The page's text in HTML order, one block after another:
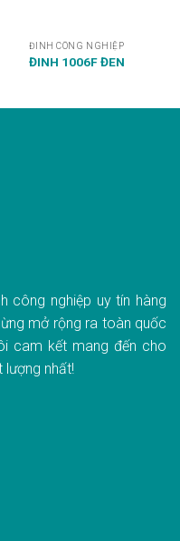
ĐINH CÔNG NGHIỆP
ĐINH 1006F ĐEN
công nghiệp uy tín hàng
mở rộng ra toàn quốc
cam kết mang đến cho
lượng nhất!